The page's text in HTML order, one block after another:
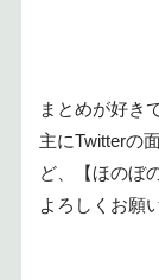
まとめが好き
主にTwitterの
ど、【ほのぼ
よろしくお願